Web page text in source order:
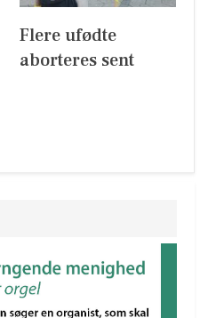
Flere ufødte
aborteres sent